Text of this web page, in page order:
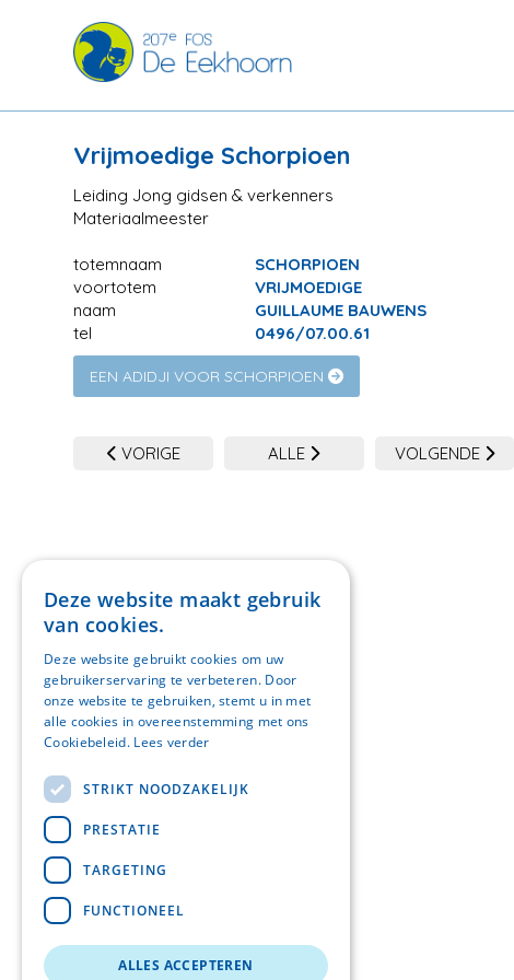
Vrijmoedige Schorpioen
Leiding Jong gidsen & verkenners
Materiaalmeester
totemnaam
SCHORPIOEN
voortotem
VRIJMOEDIGE
naam
GUILLAUME BAUWENS
tel
0496/07.00.61
EEN ADIDJI VOOR SCHORPIOEN
VORIGE ALLE VOLGENDE
Deze website maakt gebruik
van cookies.
Deze website gebruikt cookies om uw
gebruikerservaring te verbeteren. Door
onze website te gebruiken, stemt u in met
alle cookies in overeenstemming met ons
Cookiebeleid. Lees verder
STRIKT NOODZAKELIJK
PRESTATIE
TARGETING
FUNCTIONEEL
ALLES ACCEPTEREN